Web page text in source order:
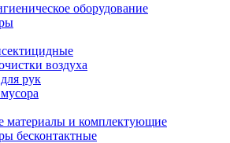
оборудование
воздуха
рук
материалы и комплектующие
бесконтактные